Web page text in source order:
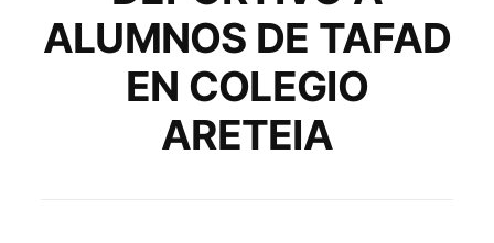
ALUMNOS DE TAFAD
EN COLEGIO
ARETEIA